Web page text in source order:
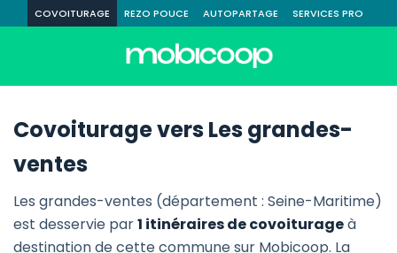
COVOITURAGE REZO POUCE AUTOPARTAGE SERVICES PRO
Covoiturage vers Les grandes-
ventes
Les grandes-ventes (département : Seine-Maritime)
est desservie par1 itinéraires de covoiturageà
destination de cette commune sur Mobicoop. La